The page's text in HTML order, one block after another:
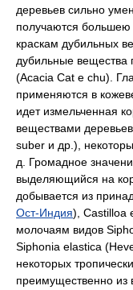
деревьев сильно
получаются большею
краскам дубильных
дубильные вещества
(Acacia Cat e chu).
применяются в
идет измельченная
веществами
suber и др.),
д. Громадное
выделяющийся на
добывается из
Ост-Индия), Castilloa
молочаям видов
Siphonia elastica
некоторых
преимущественно из